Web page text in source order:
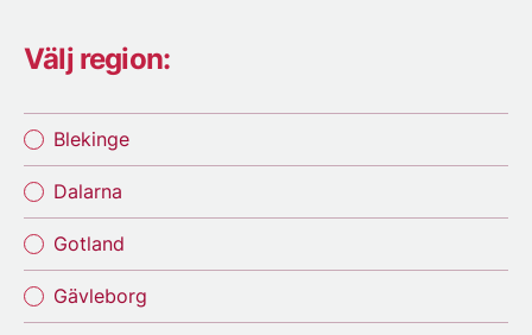
Välj region:
Blekinge
Dalarna
Gotland
Gävleborg